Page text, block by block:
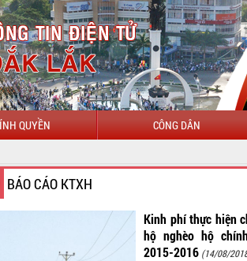
QUYỀN CÔNG DÂN
BÁO CÁO KTXH
Kinh phí thực hiện
hộ nghèo hộ
2015-2016 (14/08/